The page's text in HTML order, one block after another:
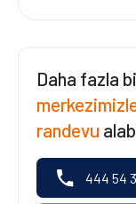
Daha fazla
randevu
444 54